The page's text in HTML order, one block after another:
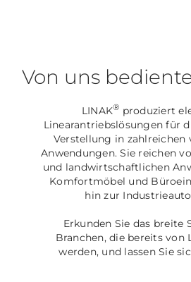
Von uns
LINAK® produziert
Linearantriebslösungen für
Verstellung in zahlreichen
Anwendungen. Sie reichen
und landwirtschaftlichen
Komfortmöbel und
hin zur
Erkunden Sie das breite
Branchen, die bereits von
werden, und lassen Sie